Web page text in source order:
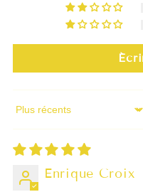
Sort by
Enrique Croix